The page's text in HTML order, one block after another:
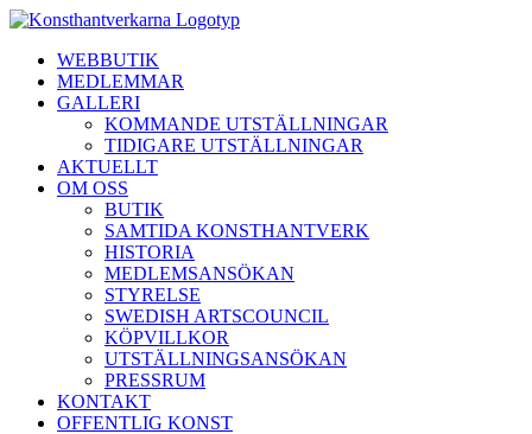
Fortsätt
innehålletWEBBUTIK
MEDLEMMAR
GALLERI
KOMMANDE UTSTÄLLNINGAR
TIDIGARE UTSTÄLLNINGAR
AKTUELLT
OM OSS
BUTIK
SAMTIDA KONSTHANTVERK
HISTORIA
MEDLEMSANSÖKAN
STYRELSE
SWEDISH ARTSCOUNCIL
KÖPVILLKOR
UTSTÄLLNINGSANSÖKAN
PRESSRUM
KONTAKT
OFFENTLIG KONST